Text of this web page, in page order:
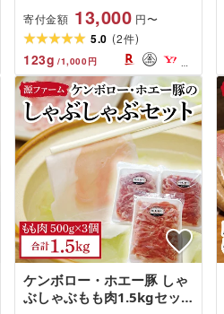
ト 贈答 送料無料 北海道 [配
送不可地域:離島]
寄付金額 13,000 円〜
5.0 (2件)
123g /1,000円
ケンボロー・ホエー豚 しゃ
ぶしゃぶもも肉1.5kgセッ